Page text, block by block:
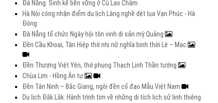
Đà Nẵng: Sinh kế bền vững ở Cù Lao Chàm
Hà Nội công nhận điểm du lịch Làng nghề dệt lụa Vạn Phúc - Hà
Đông
Đà Nẵng tổ chức Ngày hội tôn vinh di sản mỳ Quảng
Đền Cầu Khoai, Tân Hiệp thờ nhị nữ nghĩa binh thời Lê – Mạc
Đền Thượng Việt Yên, thờ phụng Thạch Linh Thần tướng
Chùa Lim - Hồng Ân tự
Đền Tân Ninh – Bắc Giang, ngôi đền cổ đạo Mẫu Việt Nam
Du lịch Đắk Lắk: Hành trình tìm về những di tích lịch sử linh thiêng